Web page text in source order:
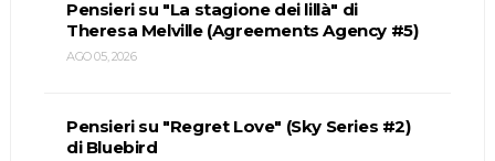
Pensieri su "La stagione dei lillà" di
Theresa Melville (Agreements Agency #5)
AGO 05, 2026
Pensieri su "Regret Love" (Sky Series #2)
di Bluebird